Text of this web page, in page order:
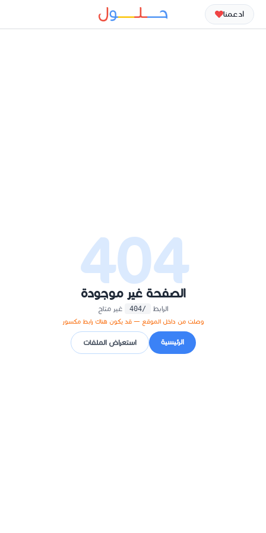
ادعمنا
404
الصفحة غير موجودة
الرابط /404 غير متاح
وصلت من داخل الموقع — قد يكون هناك رابط مكسور
الرئيسية استعراض الملفات